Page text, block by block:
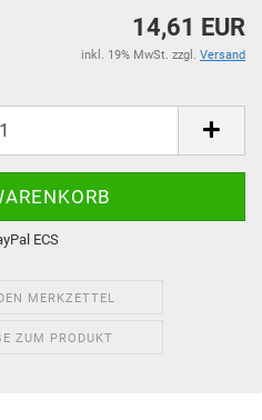
14,61 EUR
inkl. 19% MwSt. zzgl. Versand
MERKZETTEL
ZUM PRODUKT